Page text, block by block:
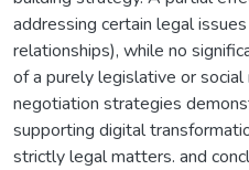
addressing certain legal
relationships), while no
of a purely legislative or
negotiation strategies
supporting digital
strictly legal matters. and